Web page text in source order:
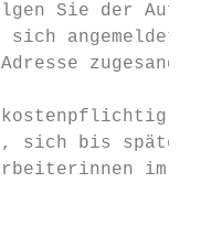
Sie der
angemeldet
sich bis
im